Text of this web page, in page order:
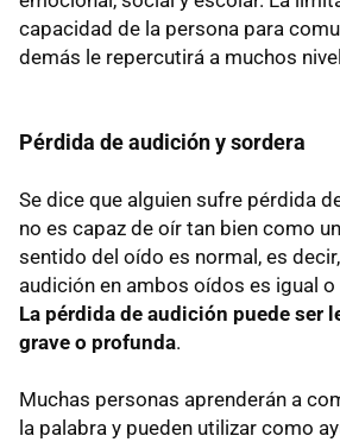
capacidad de la persona para
demás le repercutirá a muchos
Pérdida de audición y sordera
Se dice que alguien sufre pérdida
no es capaz de oír tan bien como
sentido del oído es normal, es
audición en ambos oídos es igual
La pérdida de audición puede ser
grave o profunda.
Muchas personas aprenderán a
la palabra y pueden utilizar como